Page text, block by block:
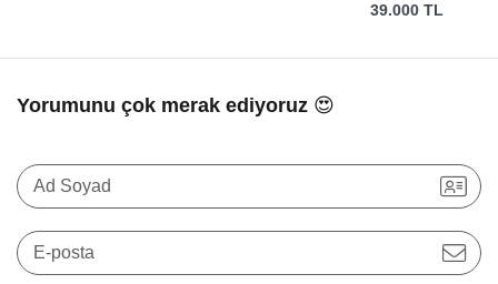
39.000 TL
Yorumunu çok merak ediyoruz 😍
Ad Soyad
E-posta